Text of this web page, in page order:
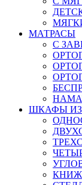
МАТРАСЫ
С
ШКАФЫ ИЗ